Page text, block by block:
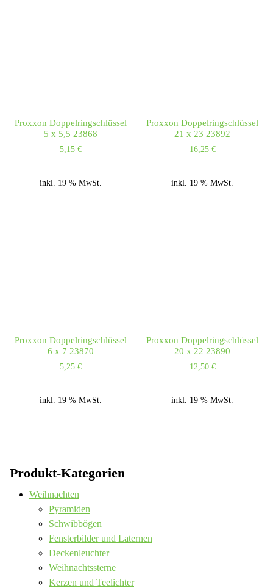
Proxxon Doppelringschlüssel
5 x 5,5 23868
5,15 €
inkl. 19 % MwSt.
Proxxon Doppelringschlüssel
21 x 23 23892
16,25 €
inkl. 19 % MwSt.
Proxxon Doppelringschlüssel
6 x 7 23870
5,25 €
inkl. 19 % MwSt.
Proxxon Doppelringschlüssel
20 x 22 23890
12,50 €
inkl. 19 % MwSt.
Produkt-Kategorien
Weihnachten
Pyramiden
Schwibbögen
Fensterbilder und Laternen
Deckenleuchter
Weihnachtssterne
Kerzen und Teelichter